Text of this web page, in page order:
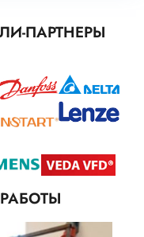
ПАРТНЕРЫ